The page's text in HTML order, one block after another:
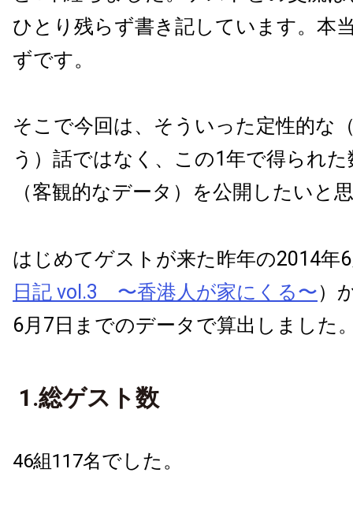
ひとり残らず書き記しています。本
ずです。
そこで今回は、そういった定性的な
う）話ではなく、この1年で得られ
（客観的なデータ）を公開したいと
はじめてゲストが来た昨年の2014年
日記 vol.3 〜香港人が家にくる〜）
6月7日までのデータで算出しました
1.総ゲスト数
46組117名でした。